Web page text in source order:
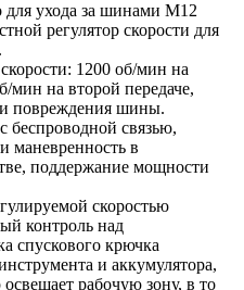
для ухода за шинами M12
регулятор скорости для
1200 об/мин на
мин на второй передаче,
повреждения шины.
беспроводной связью,
маневренность в
поддержание мощности
скоростью
контроль над
спускового крючка
и аккумулятора,
рабочую зону, в то